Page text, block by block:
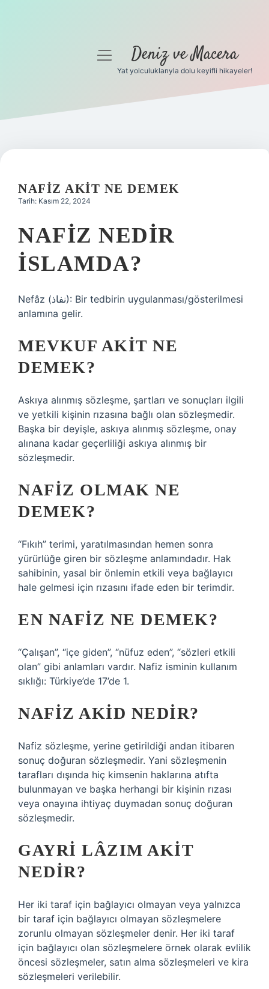
Gizlilik Politikası
Yasal Uyarı
menüyüDeniz ve Macera
Yat yolculuklarıyla dolu keyifli hikayeler!
NAFIZ AKIT NE DEMEK
Tarih: Kasım 22, 2024
NAFIZ NEDIR
ISLAMDA?
Nefâz (نفاذ): Bir tedbirin uygulanması/gösterilmesi
anlamına gelir.
MEVKUF AKIT NE
DEMEK?
Askıya alınmış sözleşme, şartları ve sonuçları ilgili
ve yetkili kişinin rızasına bağlı olan sözleşmedir.
Başka bir deyişle, askıya alınmış sözleşme, onay
alınana kadar geçerliliği askıya alınmış bir
sözleşmedir.
NAFIZ OLMAK NE
DEMEK?
“Fıkıh” terimi, yaratılmasından hemen sonra
yürürlüğe giren bir sözleşme anlamındadır. Hak
sahibinin, yasal bir önlemin etkili veya bağlayıcı
hale gelmesi için rızasını ifade eden bir terimdir.
EN NAFIZ NE DEMEK?
“Çalışan”, “içe giden”, “nüfuz eden”, “sözleri etkili
olan” gibi anlamları vardır. Nafiz isminin kullanım
sıklığı: Türkiye’de 17’de 1.
NAFIZ AKID NEDIR?
Nafiz sözleşme, yerine getirildiği andan itibaren
sonuç doğuran sözleşmedir. Yani sözleşmenin
tarafları dışında hiç kimsenin haklarına atıfta
bulunmayan ve başka herhangi bir kişinin rızası
veya onayına ihtiyaç duymadan sonuç doğuran
sözleşmedir.
GAYRI LÂZIM AKIT
NEDIR?
Her iki taraf için bağlayıcı olmayan veya yalnızca
bir taraf için bağlayıcı olmayan sözleşmelere
zorunlu olmayan sözleşmeler denir. Her iki taraf
için bağlayıcı olan sözleşmelere örnek olarak evlilik
öncesi sözleşmeler, satın alma sözleşmeleri ve kira
sözleşmeleri verilebilir.